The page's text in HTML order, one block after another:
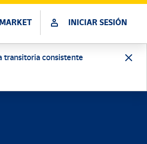
INICIAR SESIÓN
transitoria consistente